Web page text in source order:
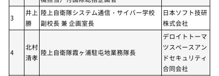
3
井上
勝
陸上自衛隊システム通信・サイバー学校
副校長 兼 企画室長
日本ソフト技研
株式会社
4
北村
清孝
陸上自衛隊霞ヶ浦駐屯地業務隊長
デロイトトーマ
ツスペースアン
ドセキュリティ
合同会社